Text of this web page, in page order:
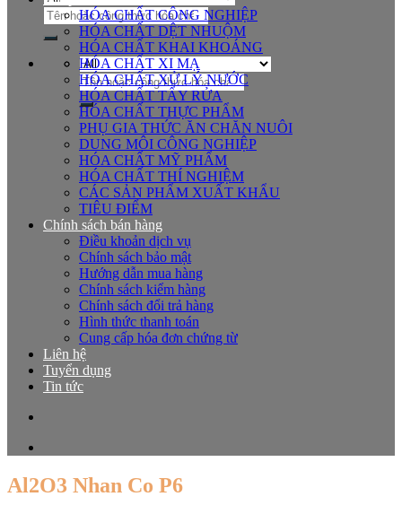
Tìm
kiếm:
Tìm
kiếm:
HÓA CHẤT CÔNG NGHIỆP
HÓA CHẤT DỆT NHUỘM
HÓA CHẤT KHAI KHOÁNG
HÓA CHẤT XI MẠ
HÓA CHẤT XỬ LÝ NƯỚC
HÓA CHẤT TẨY RỬA
HÓA CHẤT THỰC PHẨM
PHỤ GIA THỨC ĂN CHĂN NUÔI
DUNG MÔI CÔNG NGHIỆP
HÓA CHẤT MỸ PHẨM
HÓA CHẤT THÍ NGHIỆM
CÁC SẢN PHẨM XUẤT KHẨU
TIÊU ĐIỂM
Chính sách bán hàng
Điều khoản dịch vụ
Chính sách bảo mật
Hướng dẫn mua hàng
Chính sách kiểm hàng
Chính sách đổi trả hàng
Hình thức thanh toán
Cung cấp hóa đơn chứng từ
Liên hệ
Tuyển dụng
Tin tức
Al2O3 Nhan Co P6